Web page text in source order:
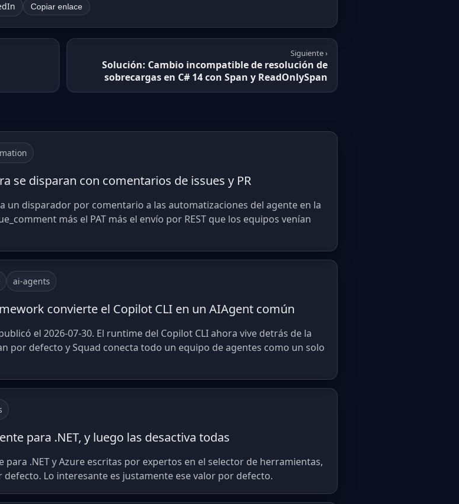
Copiar enlace
Siguiente ›
Solución: Cambio incompatible de resolución de
sobrecargas en C# 14 con Span y ReadOnlySpan
se disparan con comentarios de issues y PR
un disparador por comentario a las automatizaciones del agente en la
más el PAT más el envío por REST que los equipos venían
ai-agents
convierte el Copilot CLI en un AIAgent común
el 2026-07-30. El runtime del Copilot CLI ahora vive detrás de la
por defecto y Squad conecta todo un equipo de agentes como un solo
para .NET, y luego las desactiva todas
para .NET y Azure escritas por expertos en el selector de herramientas,
Lo interesante es justamente ese valor por defecto.